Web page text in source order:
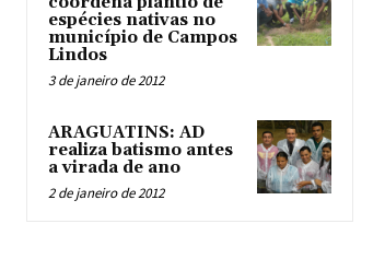
espécies nativas no
município de Campos
Lindos
3 de janeiro de 2012
ARAGUATINS: AD
realiza batismo antes
a virada de ano
2 de janeiro de 2012